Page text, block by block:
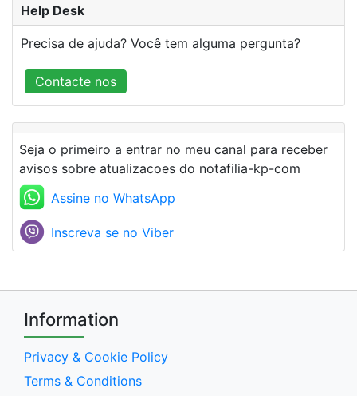
Help Desk
Precisa de ajuda? Você tem alguma pergunta?
Contacte nos
Seja o primeiro a entrar no meu canal para receber
avisos sobre atualizacoes do notafilia-kp-com
Assine no WhatsApp
Inscreva se no Viber
Information
Privacy & Cookie Policy
Terms & Conditions